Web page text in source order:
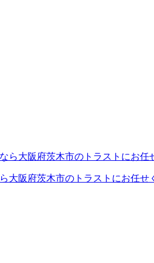
大阪府茨木市のトラストにお任せ